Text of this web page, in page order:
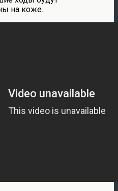
на коже.